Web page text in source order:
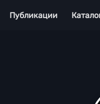
Публикации